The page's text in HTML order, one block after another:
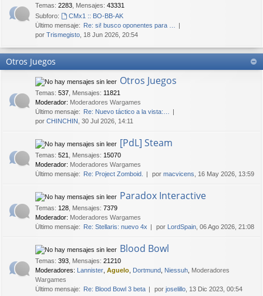
Temas: 2283 Mensajes: 43331
Subforo:
CMx1 :: BO-BB-AK
Último mensaje: Re: si! busco oponentes para …
por Trismegisto , 18 Jun 2026, 20:54
Otros Juegos
Otros Juegos
Temas: 537 Mensajes: 11821
Moderador: Moderadores Wargames
Último mensaje: Re: Nuevo táctico a la vista:…
por CHINCHIN , 30 Jul 2026, 14:11
[PdL] Steam
Temas: 521 Mensajes: 15070
Moderador: Moderadores Wargames
Último mensaje: Re: Project Zomboid. por macvicens , 16 May 2026, 13:59
Paradox Interactive
Temas: 128 Mensajes: 7379
Moderador: Moderadores Wargames
Último mensaje: Re: Stellaris: nuevo 4x por LordSpain , 06 Ago 2026, 21:08
Blood Bowl
Temas: 393 Mensajes: 21210
Moderadores: Lannister Aguelo Dortmund Niessuh Moderadores
Wargames
Último mensaje: Re: Blood Bowl 3 beta por joselillo , 13 Dic 2023, 00:54